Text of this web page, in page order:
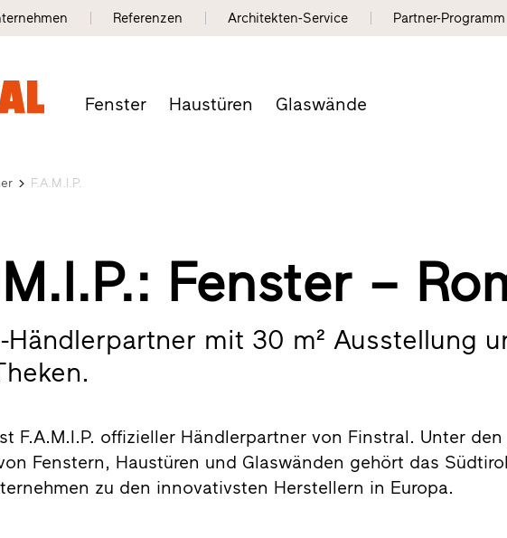
Referenzen Architekten-Service Partner-Programm
Fenster Haustüren Glaswände
F.A.M.I.P.
Fenster –
Händlerpartner mit 30 m² Ausstellung
F.A.M.I.P. offizieller Händlerpartner von Finstral. Unter den
Fenstern, Haustüren und Glaswänden gehört das
zu den innovativsten Herstellern in Europa.